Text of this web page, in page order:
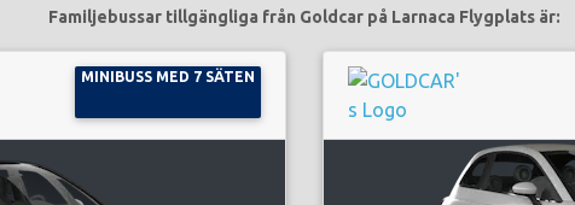
Familjebussar tillgängliga från Goldcar på Larnaca Flygplats är:
MINIBUSS MED 7 SÄTEN